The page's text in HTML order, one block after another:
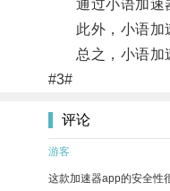
通过小语加速器
此外，小语加速
总之，小语加速
#3#
评论
游客
这款加速器app的安全性